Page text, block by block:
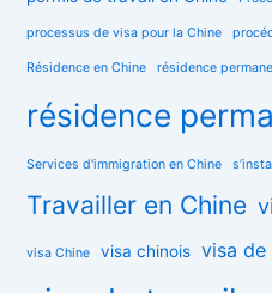
processus de visa pour la Chine
Résidence en Chine résidence
résidence
Services d'immigration en Chine
Travailler en Chine
visa Chine visa chinois visa